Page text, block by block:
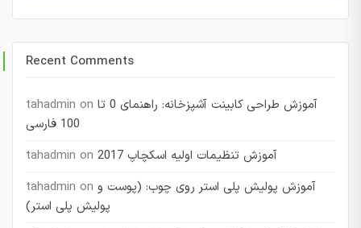
Recent Comments
tahadmin on آموزش طراحی کابینت آشپزخانه: راهنمای 0 تا
100 فارسی
tahadmin on
آموزش تنظیمات اولیه اسکچاپ 2017
tahadmin on آموزش پولیش پلی استر روی چوب: (پوست و
پولیش پلی استر)